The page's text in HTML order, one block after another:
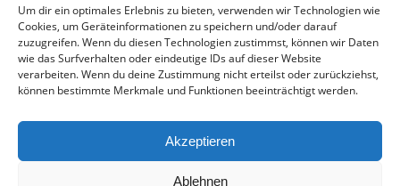
Um dir ein optimales Erlebnis zu bieten, verwenden wir Technologien wie
Cookies, um Geräteinformationen zu speichern und/oder darauf
zuzugreifen. Wenn du diesen Technologien zustimmst, können wir Daten
wie das Surfverhalten oder eindeutige IDs auf dieser Website
verarbeiten. Wenn du deine Zustimmung nicht erteilst oder zurückziehst,
können bestimmte Merkmale und Funktionen beeinträchtigt werden.
Akzeptieren
Ablehnen
28. Juli 2026
Neuer Rückensponsor
28. Juli 2026
Neue Podcast-Folge: So tickt Björn!
Eindrücke vom Stadionfest
27. Juli 2026